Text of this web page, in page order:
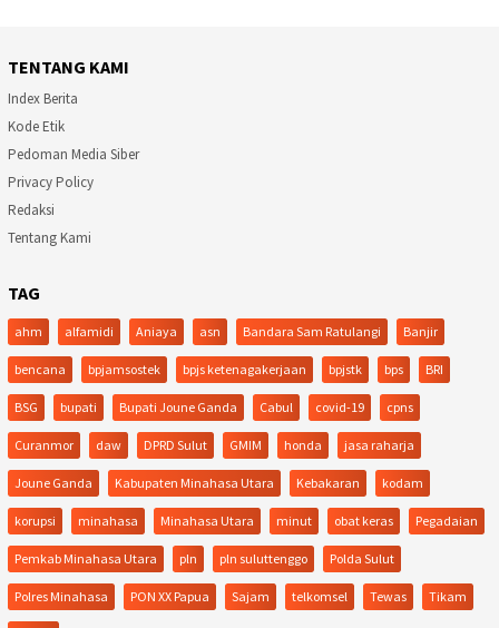
TENTANG KAMI
Index Berita
Kode Etik
Pedoman Media Siber
Privacy Policy
Redaksi
Tentang Kami
TAG
ahm alfamidi Aniaya asn Bandara Sam Ratulangi Banjir
bencana bpjamsostek bpjs ketenagakerjaan bpjstk bps BRI
BSG bupati Bupati Joune Ganda Cabul covid-19 cpns
Curanmor daw DPRD Sulut GMIM honda jasa raharja
Joune Ganda Kabupaten Minahasa Utara Kebakaran kodam
korupsi minahasa Minahasa Utara minut obat keras Pegadaian
Pemkab Minahasa Utara pln pln suluttenggo Polda Sulut
Polres Minahasa PON XX Papua Sajam telkomsel Tewas Tikam